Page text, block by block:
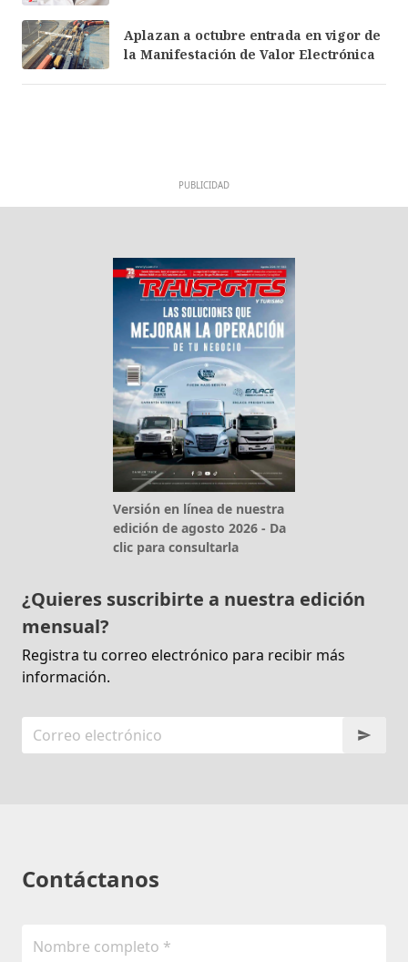
Aplazan a octubre entrada en vigor de
la Manifestación de Valor Electrónica
PUBLICIDAD
Versión en línea de nuestra
edición de agosto 2026 - Da
clic para consultarla
¿Quieres suscribirte a nuestra edición
mensual?
Registra tu correo electrónico para recibir más
información.
Contáctanos